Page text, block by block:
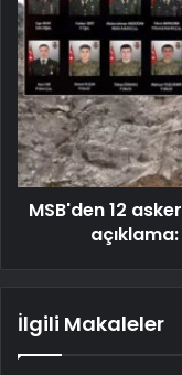
MSB'den 12
İlgili Makaleler